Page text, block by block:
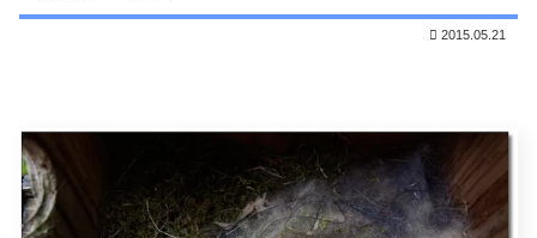
2015.05.21